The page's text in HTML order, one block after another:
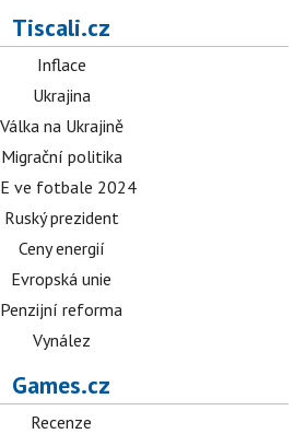
Tiscali.cz
Inflace
Ukrajina
Válka na Ukrajině
Migrační politika
ve fotbale 2024
Ruský prezident
Ceny energií
Evropská unie
Penzijní reforma
Vynález
Games.cz
Recenze